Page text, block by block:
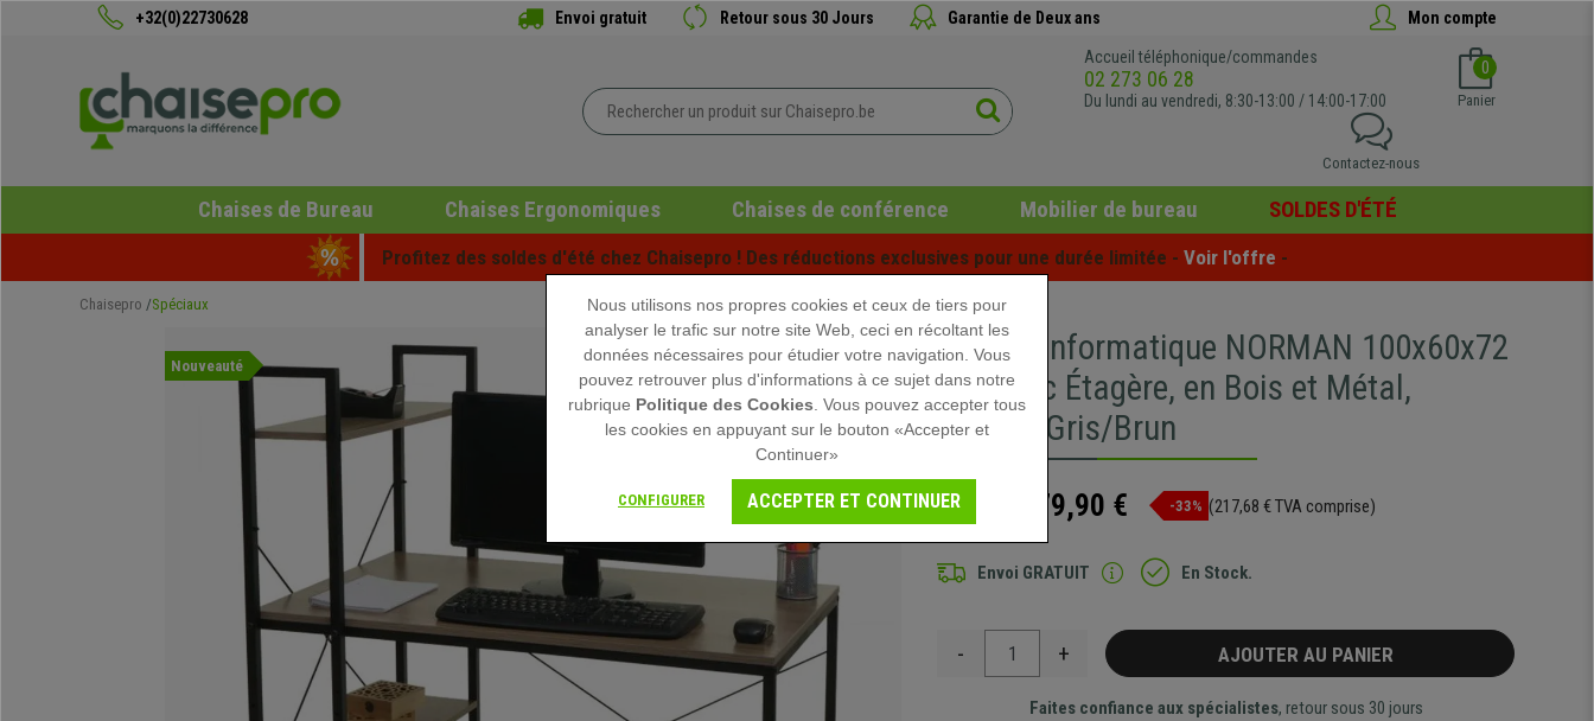
+32(0)22730628 Envoi gratuit Retour sous 30 Jours Garantie de Deux ans Mon compte
Accueil téléphonique/commandes
02 273 06 28
Du lundi au vendredi, 8:30-13:00 / 14:00-17:00
0
Panier
Contactez-nous
Chaises de Bureau Chaises Ergonomiques Chaises de conférence Mobilier de bureau SOLDES D'ÉTÉ
Profitez des soldes d'été chez Chaisepro ! Des réductions exclusives pour une durée limitée - Voir l'offre -
Chaisepro Spéciaux
Nouveauté
Bureau Informatique NORMAN 100x60x72
cm, avec Étagère, en Bois et Métal,
couleur Gris/Brun
269,90 € 179,90 € -33% (217,68 € TVA comprise)
Envoi GRATUIT En Stock.
- + AJOUTER AU PANIER
Faites confiance aux spécialistes, retour sous 30 jours
Nous utilisons nos propres cookies et ceux de tiers pour
analyser le trafic sur notre site Web, ceci en récoltant les
données nécessaires pour étudier votre navigation. Vous
pouvez retrouver plus d'informations à ce sujet dans notre
rubrique Politique des Cookies . Vous pouvez accepter tous
les cookies en appuyant sur le bouton «Accepter et
Continuer»
CONFIGURER ACCEPTER ET CONTINUER